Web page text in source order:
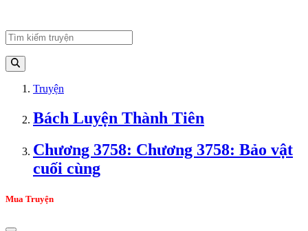
Truyện
Bách Luyện Thành Tiên
Chương 3758: Chương 3758: Bảo vật
cuối cùng
Mua Truyện